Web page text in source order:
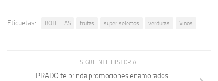
Etiquetas: BOTELLAS frutas super selectos verduras Vinos
SIGUIENTE HISTORIA
PRADO te brinda promociones enamorados –